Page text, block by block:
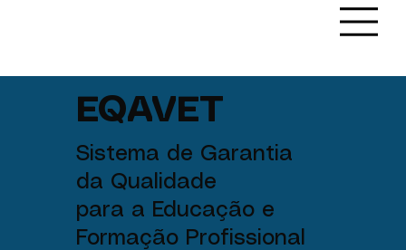
EQAVET
Sistema de Garantia
da Qualidade
para a Educação e
Formação Profissional